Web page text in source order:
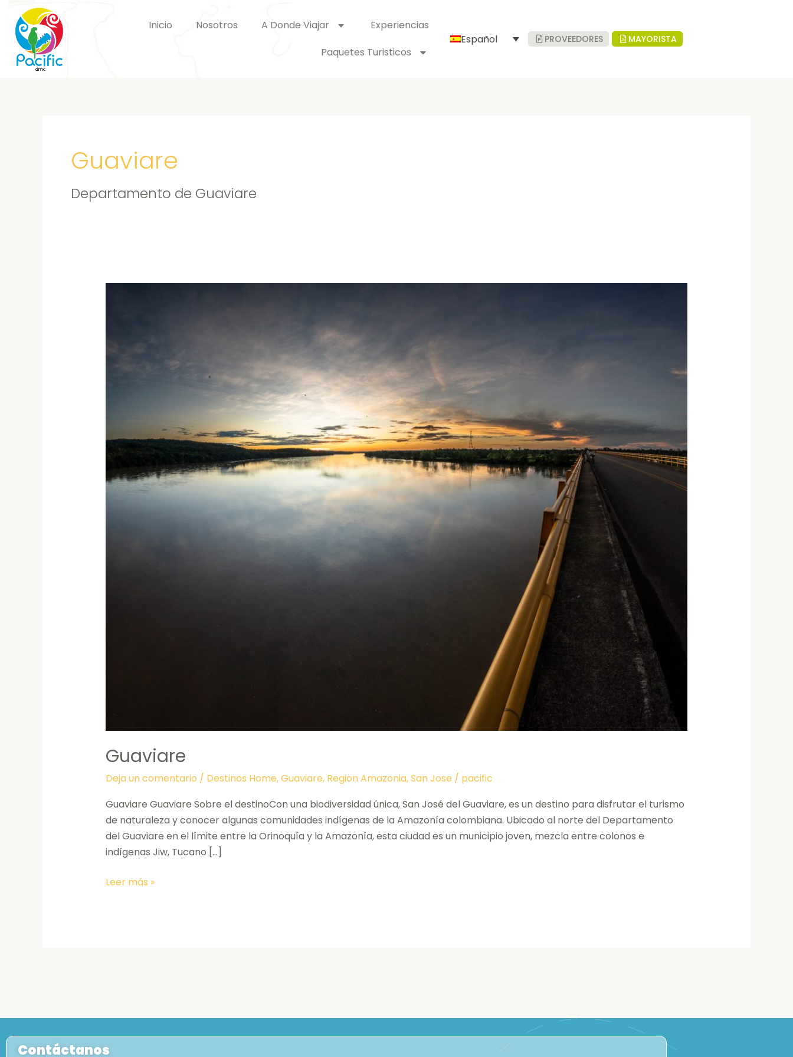
contenido
Inicio Nosotros A Donde Viajar
Experiencias
Paquetes Turisticos
Español PROVEEDORES MAYORISTA
Guaviare
Departamento de Guaviare
Guaviare
Deja un comentario / Destinos Home,Guaviare, Region Amazonia,San Jose / pacific
Guaviare Guaviare Sobre el destinoCon una biodiversidad única, San José del Guaviare, es un destino para disfrutar el turismo
de naturaleza y conocer algunas comunidades indígenas de la Amazonía colombiana. Ubicado al norte del Departamento
del Guaviare en el límite entre la Orinoquía y la Amazonía, esta ciudad es un municipio joven, mezcla entre colonos e
indígenas Jiw, Tucano […]
Leer más »
Contáctanos